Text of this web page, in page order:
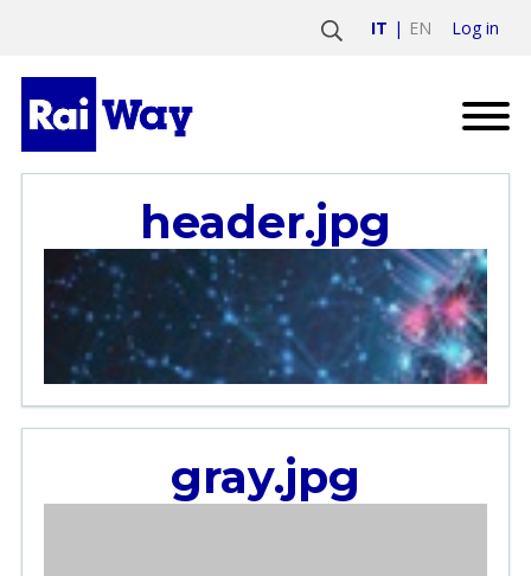
IT EN Log in
header.jpg
gray.jpg